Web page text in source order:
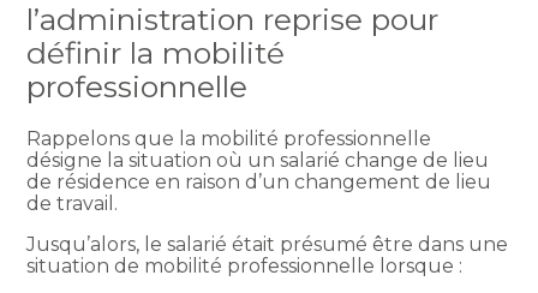
l’administration reprise pour
définir la mobilité
professionnelle
Rappelons que la mobilité professionnelle
désigne la situation où un salarié change de lieu
de résidence en raison d’un changement de lieu
de travail.
Jusqu’alors, le salarié était présumé être dans une
situation de mobilité professionnelle lorsque :